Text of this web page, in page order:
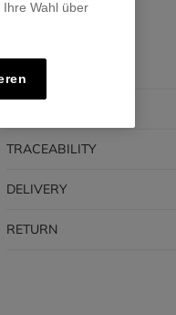
TRACEABILITY
DELIVERY
RETURN
Wahl über